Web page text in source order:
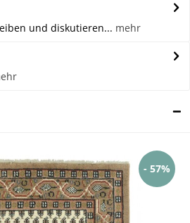
und diskutieren... mehr
- 57%